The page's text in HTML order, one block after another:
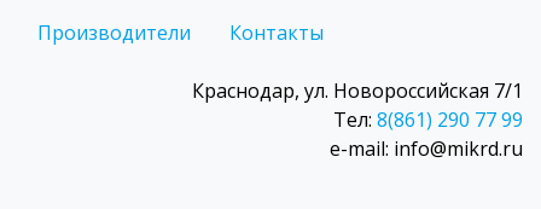
Производители
Контакты
Краснодар, ул. Новороссийская 7/1
Тел: 8(861) 290 77 99
e-mail: info@mikrd.ru